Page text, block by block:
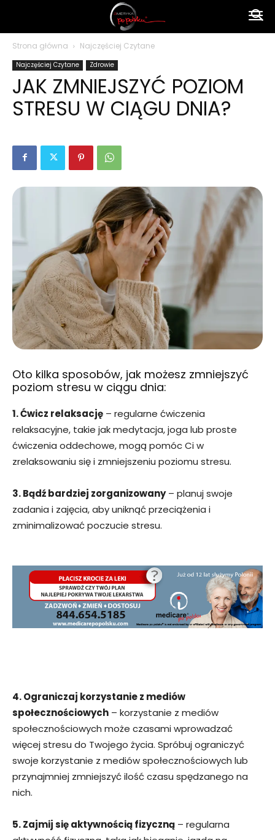
Strona główna Najczęściej Czytane
Najczęściej Czytane Zdrowie
JAK ZMNIEJSZYĆ POZIOM
STRESU W CIĄGU DNIA?
Oto kilka sposobów, jak możesz zmniejszyć
poziom stresu w ciągu dnia:
1. Ćwicz relaksację – regularne ćwiczenia
relaksacyjne, takie jak medytacja, joga lub proste
ćwiczenia oddechowe, mogą pomóc Ci w
zrelaksowaniu się i zmniejszeniu poziomu stresu.
3. Bądź bardziej zorganizowany– planuj swoje
zadania i zajęcia, aby uniknąć przeciążenia i
zminimalizować poczucie stresu.
4. Ograniczaj korzystanie z mediów
społecznościowych – korzystanie z mediów
społecznościowych może czasami wprowadzać
więcej stresu do Twojego życia. Spróbuj ograniczyć
swoje korzystanie z mediów społecznościowych lub
przynajmniej zmniejszyć ilość czasu spędzanego na
nich.
5. Zajmij się aktywnością fizyczną – regularna